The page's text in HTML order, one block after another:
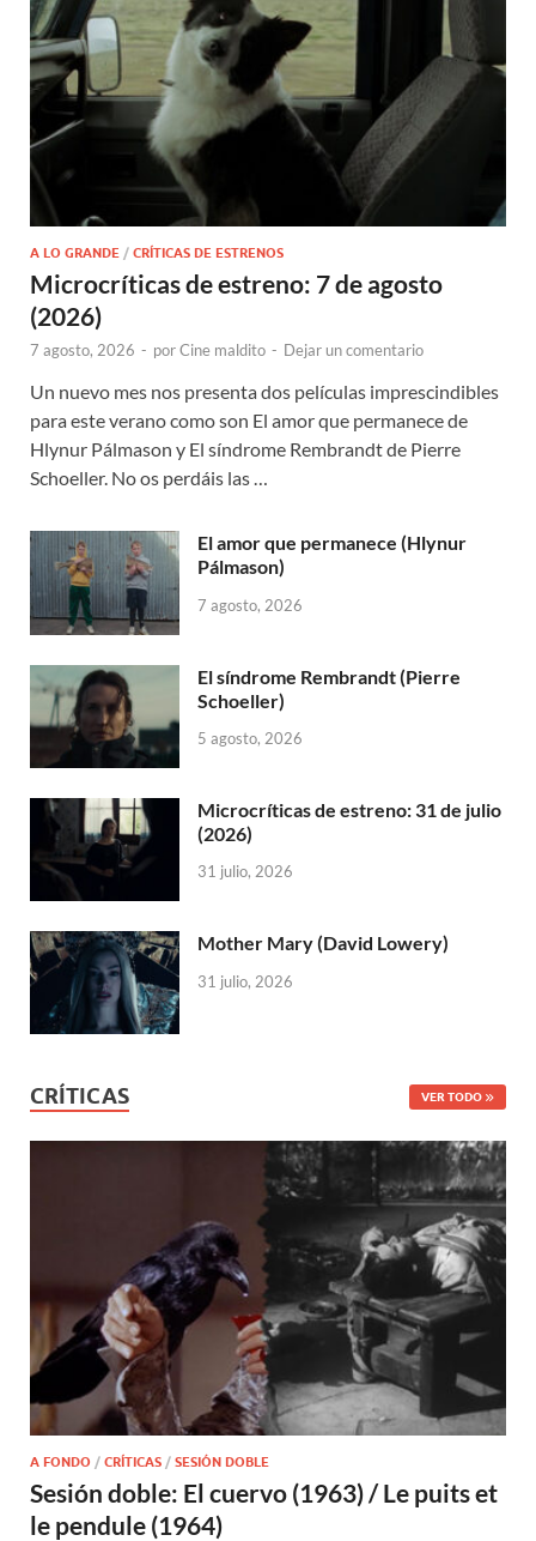
A LO GRANDE / CRÍTICAS DE ESTRENOS
Microcríticas de estreno: 7 de agosto
(2026)
7 agosto, 2026 - porCine maldito - Dejar un comentario
Un nuevo mes nos presenta dos películas imprescindibles
para este verano como son El amor que permanece de
Hlynur Pálmason y El síndrome Rembrandt de Pierre
Schoeller. No os perdáis las …
El amor que permanece (Hlynur
Pálmason)
7 agosto, 2026
El síndrome Rembrandt (Pierre
Schoeller)
5 agosto, 2026
Microcríticas de estreno: 31 de julio
(2026)
31 julio, 2026
Mother Mary (David Lowery)
31 julio, 2026
CRÍTICAS VER TODO
A FONDO / CRÍTICAS / SESIÓN DOBLE
Sesión doble: El cuervo (1963) / Le puits et
le pendule (1964)